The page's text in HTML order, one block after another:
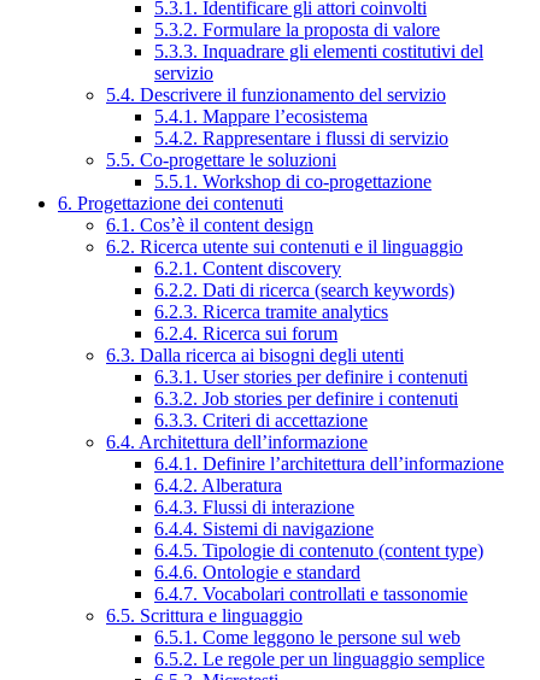
5.3.1. Identificare gli attori coinvolti
5.3.2. Formulare la proposta di valore
5.3.3. Inquadrare gli elementi costitutivi del
servizio
5.4. Descrivere il funzionamento del servizio
5.4.1. Mappare l’ecosistema
5.4.2. Rappresentare i flussi di servizio
5.5. Co-progettare le soluzioni
5.5.1. Workshop di co-progettazione
6. Progettazione dei contenuti
6.1. Cos’è il content design
6.2. Ricerca utente sui contenuti e il linguaggio
6.2.1. Content discovery
6.2.2. Dati di ricerca (search keywords)
6.2.3. Ricerca tramite analytics
6.2.4. Ricerca sui forum
6.3. Dalla ricerca ai bisogni degli utenti
6.3.1. User stories per definire i contenuti
6.3.2. Job stories per definire i contenuti
6.3.3. Criteri di accettazione
6.4. Architettura dell’informazione
6.4.1. Definire l’architettura dell’informazione
6.4.2. Alberatura
6.4.3. Flussi di interazione
6.4.4. Sistemi di navigazione
6.4.5. Tipologie di contenuto (content type)
6.4.6. Ontologie e standard
6.4.7. Vocabolari controllati e tassonomie
6.5. Scrittura e linguaggio
6.5.1. Come leggono le persone sul web
6.5.2. Le regole per un linguaggio semplice